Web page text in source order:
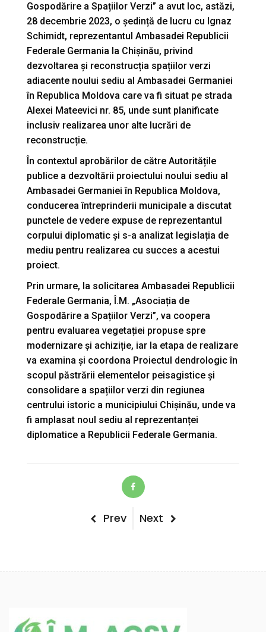
Gospodărire a Spațiilor Verzi” a avut loc, astăzi,
28 decembrie 2023, o ședință de lucru cu Ignaz
Schimidt, reprezentantul Ambasadei Republicii
Federale Germania la Chișinău, privind
dezvoltarea și reconstrucția spațiilor verzi
adiacente noului sediu al Ambasadei Germaniei
în Republica Moldova care va fi situat pe strada
Alexei Mateevici nr. 85, unde sunt planificate
inclusiv realizarea unor alte lucrări de
reconstrucție.
În contextul aprobărilor de către Autoritățile
publice a dezvoltării proiectului noului sediu al
Ambasadei Germaniei în Republica Moldova,
conducerea întreprinderii municipale a discutat
punctele de vedere expuse de reprezentantul
corpului diplomatic și s-a analizat legislația de
mediu pentru realizarea cu succes a acestui
proiect.
Prin urmare, la solicitarea Ambasadei Republicii
Federale Germania, Î.M. „Asociația de
Gospodărire a Spațiilor Verzi”, va coopera
pentru evaluarea vegetației propuse spre
modernizare și achiziție, iar la etapa de realizare
va examina și coordona Proiectul dendrologic în
scopul păstrării elementelor peisagistice și
consolidare a spațiilor verzi din regiunea
centrului istoric a municipiului Chișinău, unde va
fi amplasat noul sediu al reprezentanței
diplomatice a Republicii Federale Germania.
Previous
Prev
Next
Next